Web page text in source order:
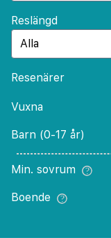
Reslängd
Resenärer
Vuxna
Barn (0-17 år)
Min. sovrum
Boende